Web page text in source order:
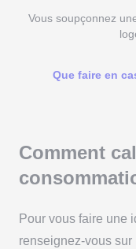
Vous soupçonnez
Que faire en
Comment
Pour vous faire une
renseignez-vous sur